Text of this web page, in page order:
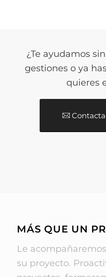
¿Te ayudamos
gestiones o ya
quieres
MÁS QUE UN
Le
su proyecto.